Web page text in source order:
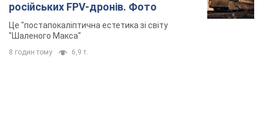
російських FPV-дронів. Фото
Це "постапокаліптична естетика зі світу
"Шаленого Макса"
8 годин тому 6,9 т.